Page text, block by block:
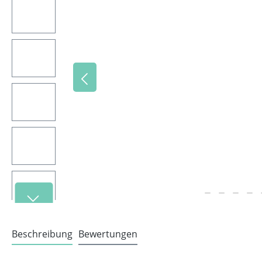
Beschreibung Bewertungen